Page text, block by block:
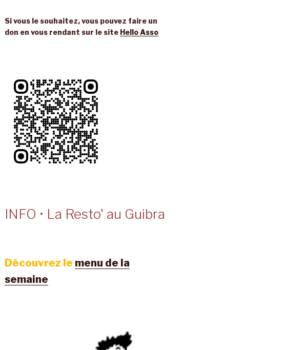
Si vous le souhaitez, vous pouvez faire un
don en vous rendant sur le site Hello Asso
INFO • La Resto' au Guibra
Découvrez le menu de la
semaine